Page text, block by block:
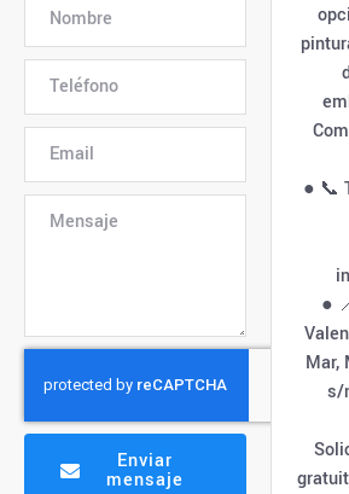
Enviar
mensaje
● 📞
●
Mar,
s/